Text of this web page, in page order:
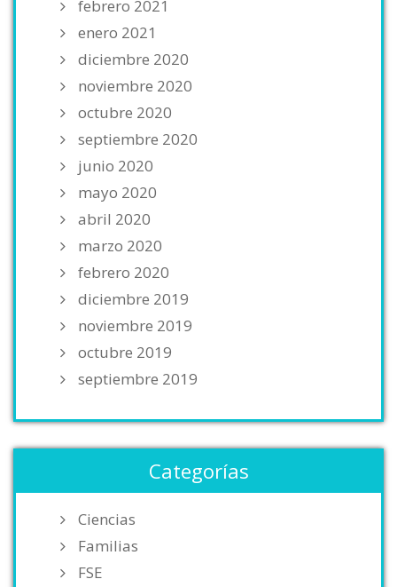
febrero 2021
enero 2021
diciembre 2020
noviembre 2020
octubre 2020
septiembre 2020
junio 2020
mayo 2020
abril 2020
marzo 2020
febrero 2020
diciembre 2019
noviembre 2019
octubre 2019
septiembre 2019
Categorías
Ciencias
Familias
FSE